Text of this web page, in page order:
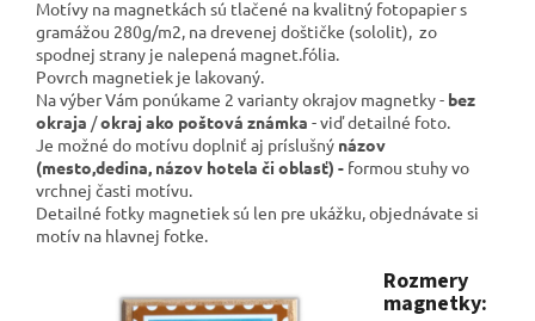
Motívy na magnetkách sú tlačené na kvalitný fotopapier s
gramážou 280g/m2, na drevenej doštičke (sololit), zo
spodnej strany je nalepená magnet.fólia.
Povrch magnetiek je lakovaný.
Na výber Vám ponúkame 2 varianty okrajov magnetky - bez
okraja /okraj ako poštová známka - viď detailné foto.
Je možné do motívu doplniť aj príslušný názov
(mesto,dedina, názov hotela či oblasť) - formou stuhy vo
vrchnej časti motívu.
Detailné fotky magnetiek sú len pre ukážku, objednávate si
motív na hlavnej fotke.
Rozmery
magnetky: